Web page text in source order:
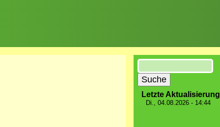
Suche
Letzte Aktualisierung
Di., 04.08.2026 - 14:44